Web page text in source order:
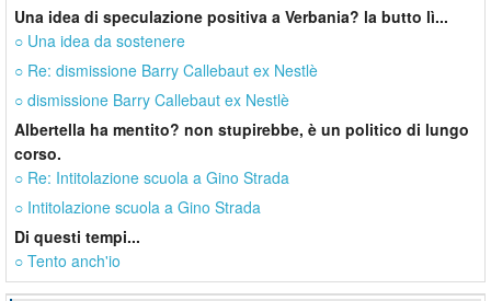
Una idea di speculazione positiva a Verbania? la butto lì...
○ Una idea da sostenere
○ Re: dismissione Barry Callebaut ex Nestlè
○ dismissione Barry Callebaut ex Nestlè
Albertella ha mentito? non stupirebbe, è un politico di lungo
corso.
○ Re: Intitolazione scuola a Gino Strada
○ Intitolazione scuola a Gino Strada
Di questi tempi...
○ Tento anch'io